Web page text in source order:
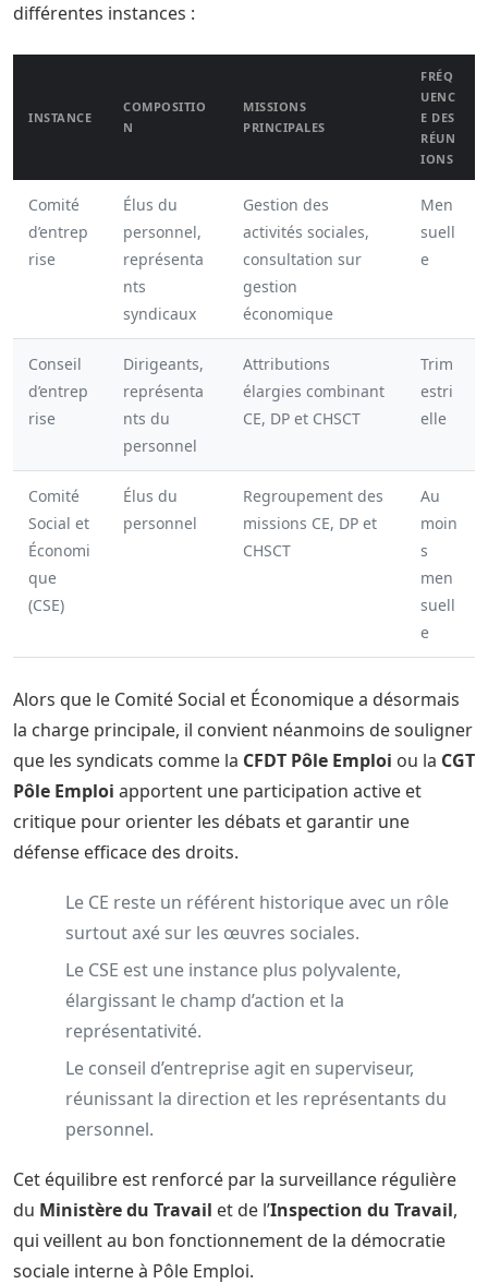
différentes instances :
INSTANCE
COMPOSITIO
N
MISSIONS
PRINCIPALES
FRÉQ
UENC
E DES
RÉUN
IONS
Comité
d’entrep
rise
Élus du
personnel,
représenta
nts
syndicaux
Gestion des
activités sociales,
consultation sur
gestion
économique
Men
suell
e
Conseil
d’entrep
rise
Dirigeants,
représenta
nts du
personnel
Attributions
élargies combinant
CE, DP et CHSCT
Trim
estri
elle
Comité
Social et
Économi
que
(CSE)
Élus du
personnel
Regroupement des
missions CE, DP et
CHSCT
Au
moin
s
men
suell
e
Alors que le Comité Social et Économique a désormais
la charge principale, il convient néanmoins de souligner
que les syndicats comme la CFDT Pôle Emploi ou la CGT
Pôle Emploi apportent une participation active et
critique pour orienter les débats et garantir une
défense efficace des droits.
Le CE reste un référent historique avec un rôle
surtout axé sur les œuvres sociales.
Le CSE est une instance plus polyvalente,
élargissant le champ d’action et la
représentativité.
Le conseil d’entreprise agit en superviseur,
réunissant la direction et les représentants du
personnel.
Cet équilibre est renforcé par la surveillance régulière
du Ministère du Travail et de l’Inspection du Travail,
qui veillent au bon fonctionnement de la démocratie
sociale interne à Pôle Emploi.